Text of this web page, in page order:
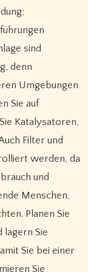
sind
denn
Umgebungen
Sie auf
Katalysatoren,
Filter und
werden, da
und
Menschen,
Planen Sie
lagern Sie
Sie bei einer
Sie